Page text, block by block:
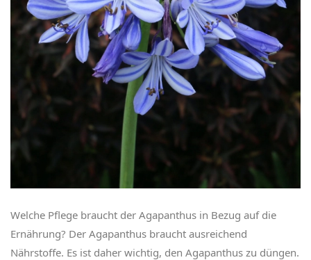
Welche Pflege braucht der Agapanthus in Bezug auf die
Ernährung? Der Agapanthus braucht ausreichend
Nährstoffe. Es ist daher wichtig, den Agapanthus zu düngen.